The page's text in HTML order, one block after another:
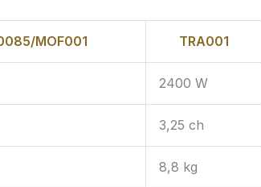
MOF001 TRA001
2400 W
3,25 ch
8,8 kg